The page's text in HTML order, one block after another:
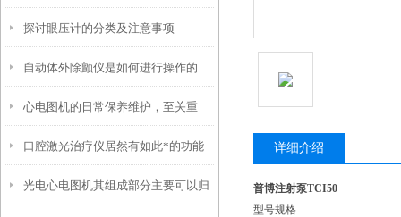
特点
探讨眼压计的分类及注意事项
自动体外除颤仪是如何进行操作的
呢？
心电图机的日常保养维护，至关重
要！
口腔激光治疗仪居然有如此*的功能
光电心电图机其组成部分主要可以归
详细介绍
普博注射泵TCI50
型号规格